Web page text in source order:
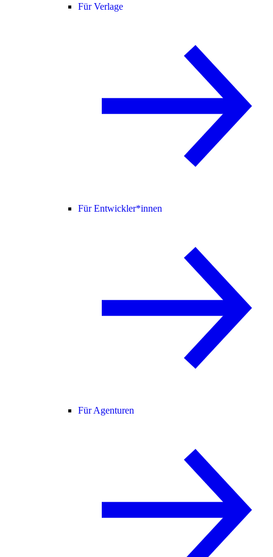
Für Verlage
Für Entwickler*innen
Für Agenturen